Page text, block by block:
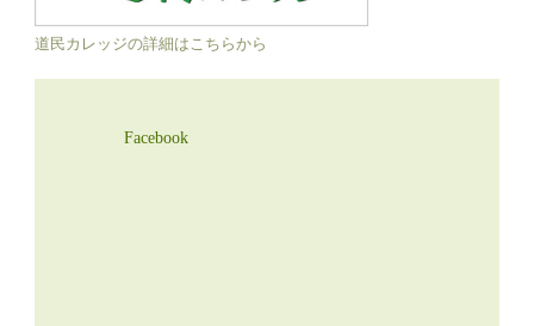
道民カレッジの詳細はこちらから
Facebook